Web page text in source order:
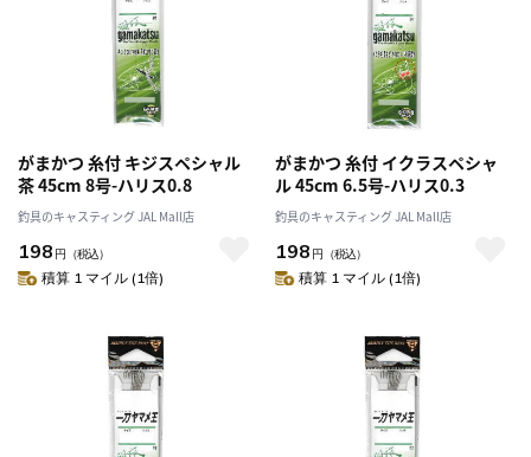
がまかつ 糸付 キジスペシャル
茶 45cm 8号-ハリス0.8
釣具のキャスティング JAL Mall店
198 円 （税込）
積算 1 マイル (1倍)
がまかつ 糸付 イクラスペシャ
ル 45cm 6.5号-ハリス0.3
釣具のキャスティング JAL Mall店
198 円 （税込）
積算 1 マイル (1倍)